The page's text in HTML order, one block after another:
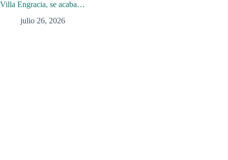
Villa Engracia, se acaba…
julio 26, 2026